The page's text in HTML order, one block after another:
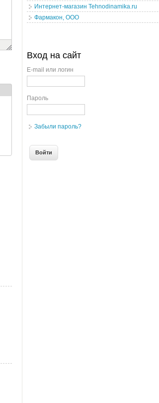
Интернет-магазин Tehnodinamika.ru
Фармакон, ООО
Вход на сайт
E-mail или логин
Пароль
Забыли пароль?